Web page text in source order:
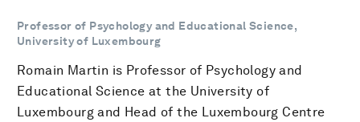
Professor of Psychology and Educational Science,
University of Luxembourg
Romain Martin is Professor of Psychology and
Educational Science at the University of
Luxembourg and Head of the Luxembourg Centre